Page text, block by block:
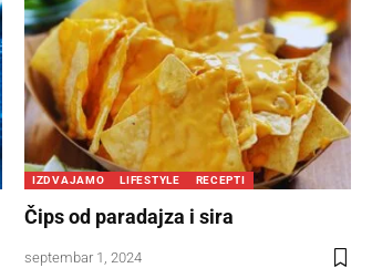
IZDVAJAMO LIFESTYLE RECEPTI
Čips od paradajza i sira
septembar 1, 2024